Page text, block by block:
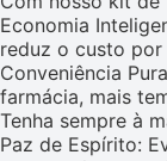
Economia
reduz o custo
Conveniência
farmácia, mais
Tenha sempre à
Paz de Espírito: